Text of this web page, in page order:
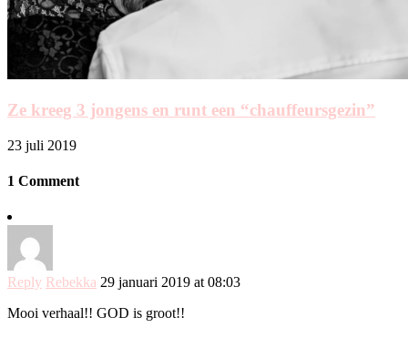
Ze kreeg 3 jongens en runt een “chauffeursgezin”
23 juli 2019
1 Comment
Reply Rebekka 29 januari 2019 at 08:03
Mooi verhaal!! GOD is groot!!